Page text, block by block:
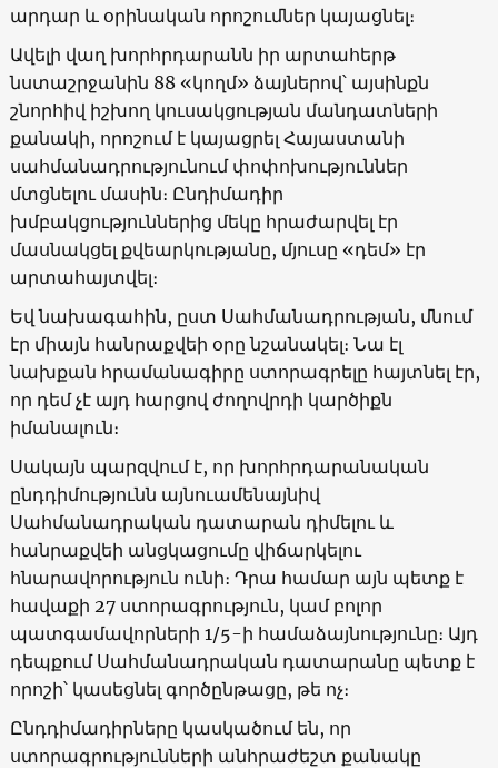
արդար և օրինական որոշումներ կայացնել։
Ավելի վաղ խորհրդարանն իր արտահերթ
նստաշրջանին 88 «կողմ» ձայներով՝ այսինքն
շնորհիվ իշխող կուսակցության մանդատների
քանակի, որոշում է կայացրել Հայաստանի
սահմանադրությունում փոփոխություններ
մտցնելու մասին։ Ընդիմադիր
խմբակցություններից մեկը հրաժարվել էր
մասնակցել քվեարկությանը, մյուսը «դեմ» էր
արտահայտվել։
Եվ նախագահին, ըստ Սահմանադրության, մնում
էր միայն հանրաքվեի օրը նշանակել։ Նա էլ
նախքան հրամանագիրը ստորագրելը հայտնել էր,
որ դեմ չէ այդ հարցով ժողովրդի կարծիքն
իմանալուն։
Սակայն պարզվում է, որ խորհրդարանական
ընդդիմությունն այնուամենայնիվ
Սահմանադրական դատարան դիմելու և
հանրաքվեի անցկացումը վիճարկելու
հնարավորություն ունի։ Դրա համար այն պետք է
հավաքի 27 ստորագրություն, կամ բոլոր
պատգամավորների 1/5-ի համաձայնությունը։ Այդ
դեպքում Սահմանադրական դատարանը պետք է
որոշի՝ կասեցնել գործընթացը, թե ոչ։
Ընդդիմադիրները կասկածում են, որ
ստորագրությունների անհրաժեշտ քանակը